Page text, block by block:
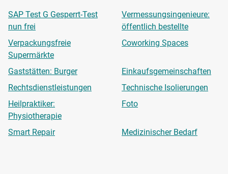
SAP Test G Gesperrt-Test
nun frei
Vermessungsingenieure:
öffentlich bestellte
Verpackungsfreie
Supermärkte
Coworking Spaces
Gaststätten: Burger
Einkaufsgemeinschaften
Rechtsdienstleistungen
Technische Isolierungen
Heilpraktiker:
Physiotherapie
Foto
Smart Repair Medizinischer Bedarf